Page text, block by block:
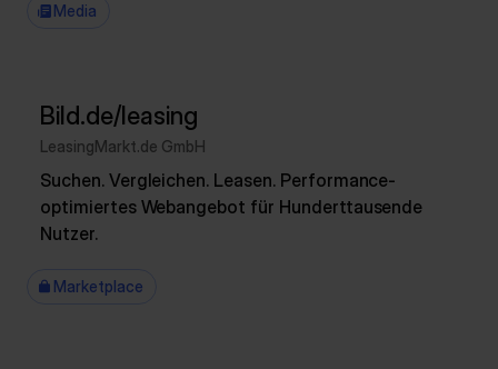
Media
Bild.de/leasing
LeasingMarkt.de GmbH
Suchen. Vergleichen. Leasen. Performance-
optimiertes Webangebot für Hunderttausende
Nutzer.
Marketplace